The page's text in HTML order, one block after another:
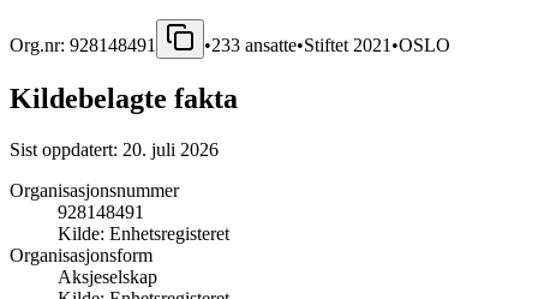
Org.nr: 928148491 •233 ansatte•Stiftet 2021 •OSLO
Kildebelagte fakta
Sist oppdatert: 20. juli 2026
Organisasjonsnummer
928148491
Kilde: Enhetsregisteret
Organisasjonsform
Aksjeselskap